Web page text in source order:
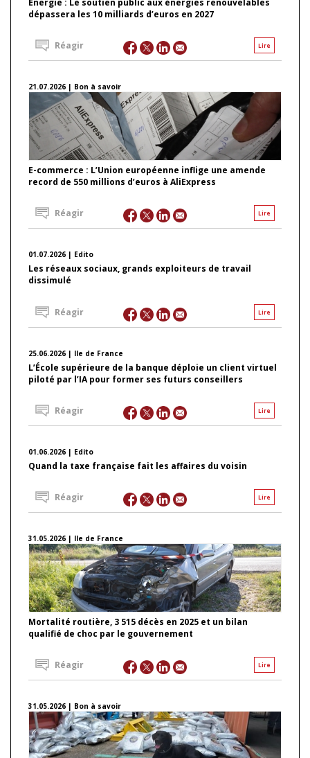
Énergie : Le soutien public aux énergies renouvelables
dépassera les 10 milliards d’euros en 2027
Lire
Réagir
21.07.2026 | Bon à savoir
E-commerce : L’Union européenne inflige une amende
record de 550 millions d’euros à AliExpress
Lire
Réagir
01.07.2026 | Edito
Les réseaux sociaux, grands exploiteurs de travail
dissimulé
Lire
Réagir
25.06.2026 | Ile de France
L’École supérieure de la banque déploie un client virtuel
piloté par l’IA pour former ses futurs conseillers
Lire
Réagir
01.06.2026 | Edito
Quand la taxe française fait les affaires du voisin
Lire
Réagir
31.05.2026 | Ile de France
Mortalité routière, 3 515 décès en 2025 et un bilan
qualifié de choc par le gouvernement
Lire
Réagir
31.05.2026 | Bon à savoir